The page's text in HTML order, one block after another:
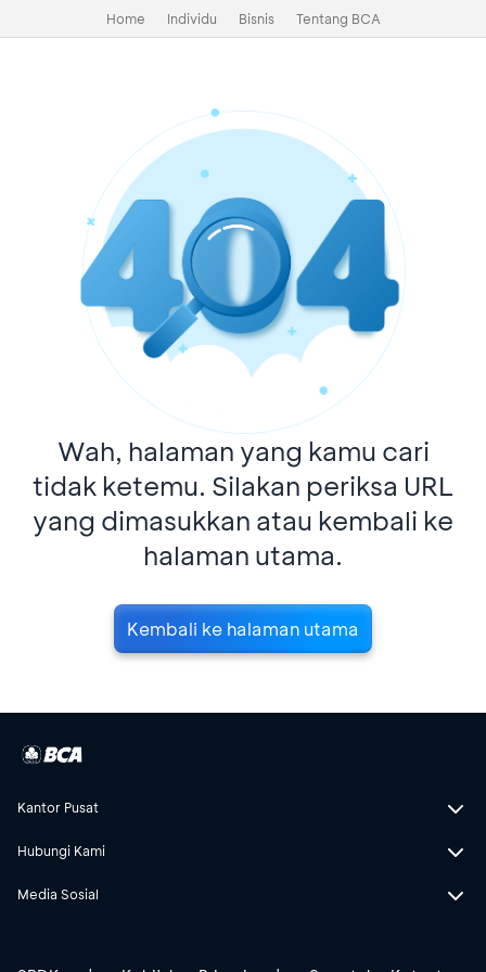
Home Individu Bisnis Tentang BCA
Wah, halaman yang kamu cari
tidak ketemu. Silakan periksa URL
yang dimasukkan atau kembali ke
halaman utama.
Kembali ke halaman utama
Kantor Pusat
Hubungi Kami
Media Sosial